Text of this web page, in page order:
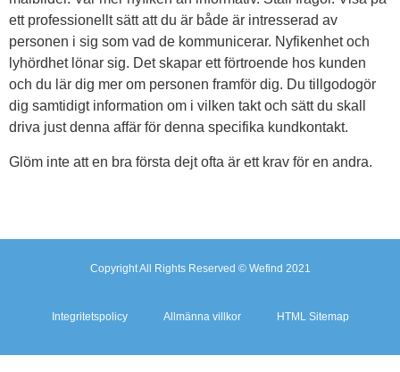
ett professionellt sätt att du är både är intresserad av
personen i sig som vad de kommunicerar. Nyfikenhet och
lyhördhet lönar sig. Det skapar ett förtroende hos kunden
och du lär dig mer om personen framför dig. Du tillgodogör
dig samtidigt information om i vilken takt och sätt du skall
driva just denna affär för denna specifika kundkontakt.
Glöm inte att en bra första dejt ofta är ett krav för en andra.
Copyright All Rights Reserved © Wefind 2021
Integritetspolicy Allmänna villkor HTML Sitemap